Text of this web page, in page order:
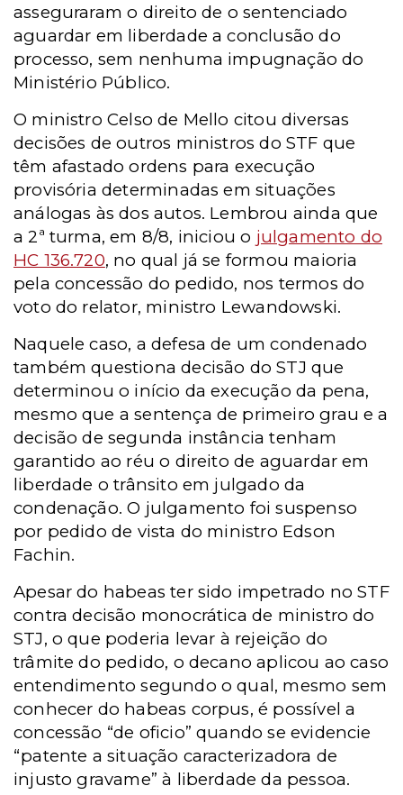
asseguraram o direito de o sentenciado
aguardar em liberdade a conclusão do
processo, sem nenhuma impugnação do
Ministério Público.
O ministro Celso de Mello citou diversas
decisões de outros ministros do STF que
têm afastado ordens para execução
provisória determinadas em situações
análogas às dos autos. Lembrou ainda que
a 2ª turma, em 8/8, iniciou o julgamento do
HC 136.720, no qual já se formou maioria
pela concessão do pedido, nos termos do
voto do relator, ministro Lewandowski.
Naquele caso, a defesa de um condenado
também questiona decisão do STJ que
determinou o início da execução da pena,
mesmo que a sentença de primeiro grau e a
decisão de segunda instância tenham
garantido ao réu o direito de aguardar em
liberdade o trânsito em julgado da
condenação. O julgamento foi suspenso
por pedido de vista do ministro Edson
Fachin.
Apesar do habeas ter sido impetrado no STF
contra decisão monocrática de ministro do
STJ, o que poderia levar à rejeição do
trâmite do pedido, o decano aplicou ao caso
entendimento segundo o qual, mesmo sem
conhecer do habeas corpus, é possível a
concessão “de oficio” quando se evidencie
“patente a situação caracterizadora de
injusto gravame” à liberdade da pessoa.